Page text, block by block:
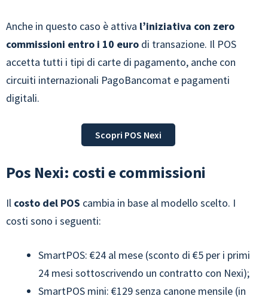
Anche in questo caso è attiva l’iniziativa con zero
commissioni entro i 10 euro di transazione. Il POS
accetta tutti i tipi di carte di pagamento, anche con
circuiti internazionali PagoBancomat e pagamenti
digitali.
Scopri POS Nexi
Pos Nexi: costi e commissioni
Il costo del POS cambia in base al modello scelto. I
costi sono i seguenti:
SmartPOS: €24 al mese (sconto di €5 per i primi
24 mesi sottoscrivendo un contratto con Nexi);
SmartPOS mini: €129 senza canone mensile (in